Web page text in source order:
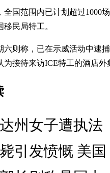
全国范围内已计划超过1000
民局特工。
六则称，已在示威活动中逮
为接待来访ICE特工的酒店外
州女子遭执法
引发愤慨 美国